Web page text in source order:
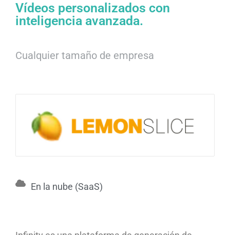
Vídeos personalizados con
inteligencia avanzada.
Cualquier tamaño de empresa
En la nube (SaaS)